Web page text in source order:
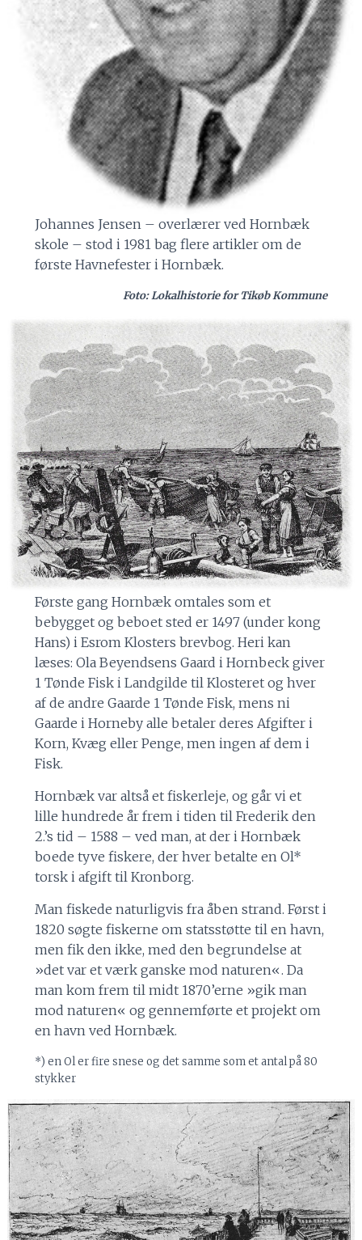
Johannes Jensen – overlærer ved Hornbæk
skole – stod i 1981 bag flere artikler om de
første Havnefester i Hornbæk.
Foto: Lokalhistorie for Tikøb Kommune
Første gang Hornbæk omtales som et
bebygget og beboet sted er 1497 (under kong
Hans) i Esrom Klosters brevbog. Heri kan
læses: Ola Beyendsens Gaard i Hornbeck giver
1 Tønde Fisk i Landgilde til Klosteret og hver
af de andre Gaarde 1 Tønde Fisk, mens ni
Gaarde i Horneby alle betaler deres Afgifter i
Korn, Kvæg eller Penge, men ingen af dem i
Fisk.
Hornbæk var altså et fiskerleje, og går vi et
lille hundrede år frem i tiden til Frederik den
2.’s tid – 1588 – ved man, at der i Hornbæk
boede tyve fiskere, der hver betalte en Ol*
torsk i afgift til Kronborg.
Man fiskede naturligvis fra åben strand. Først i
1820 søgte fiskerne om statsstøtte til en havn,
men fik den ikke, med den begrundelse at
»det var et værk ganske mod naturen«. Da
man kom frem til midt 1870’erne »gik man
mod naturen« og gennemførte et projekt om
en havn ved Hornbæk.
*) en Ol er fire snese og det samme som et antal på 80
stykker